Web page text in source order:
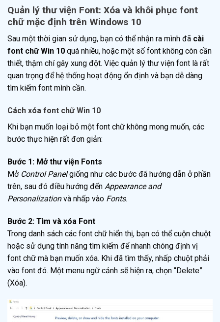
Quản lý thư viện Font: Xóa và khôi phục font
chữ mặc định trên Windows 10
Sau một thời gian sử dụng, bạn có thể nhận ra mình đã cài
font chữ Win 10 quá nhiều, hoặc một số font không còn cần
thiết, thậm chí gây xung đột. Việc quản lý thư viện font là rất
quan trọng để hệ thống hoạt động ổn định và bạn dễ dàng
tìm kiếm font mình cần.
Cách xóa font chữ Win 10
Khi bạn muốn loại bỏ một font chữ không mong muốn, các
bước thực hiện rất đơn giản:
Bước 1: Mở thư viện Fonts
Mở Control Panelgiống như các bước đã hướng dẫn ở phần
trên, sau đó điều hướng đến Appearance and
Personalizationvà nhấp vào Fonts.
Bước 2: Tìm và xóa Font
Trong danh sách các font chữ hiển thị, bạn có thể cuộn chuột
hoặc sử dụng tính năng tìm kiếm để nhanh chóng định vị
font chữ mà bạn muốn xóa. Khi đã tìm thấy, nhấp chuột phải
vào font đó. Một menu ngữ cảnh sẽ hiện ra, chọn “Delete”
(Xóa).